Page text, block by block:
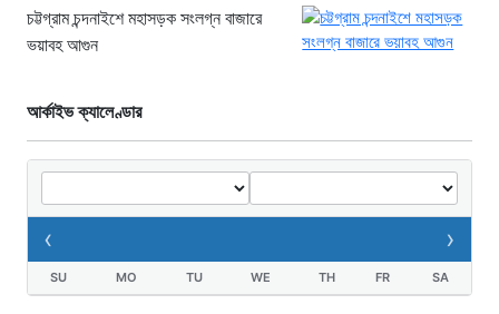
চট্টগ্রাম চন্দনাইশে মহাসড়ক সংলগ্ন বাজারে
ভয়াবহ আগুন
আর্কাইভ ক্যালেণ্ডার
‹ ›
SU MO TU WE TH FR SA